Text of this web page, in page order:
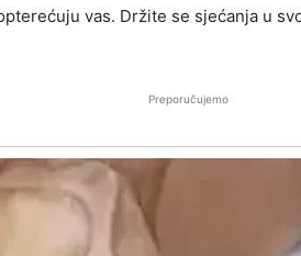
vas. Držite se sjećanja u
Preporučujemo